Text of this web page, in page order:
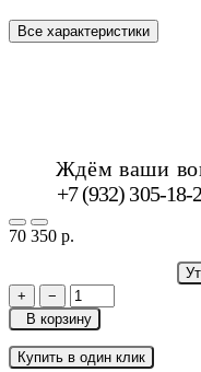
Все характеристики
Ждём ваши
+7 (932) 305-18-
70 350 р.
+
−
В корзину
Купить в один клик